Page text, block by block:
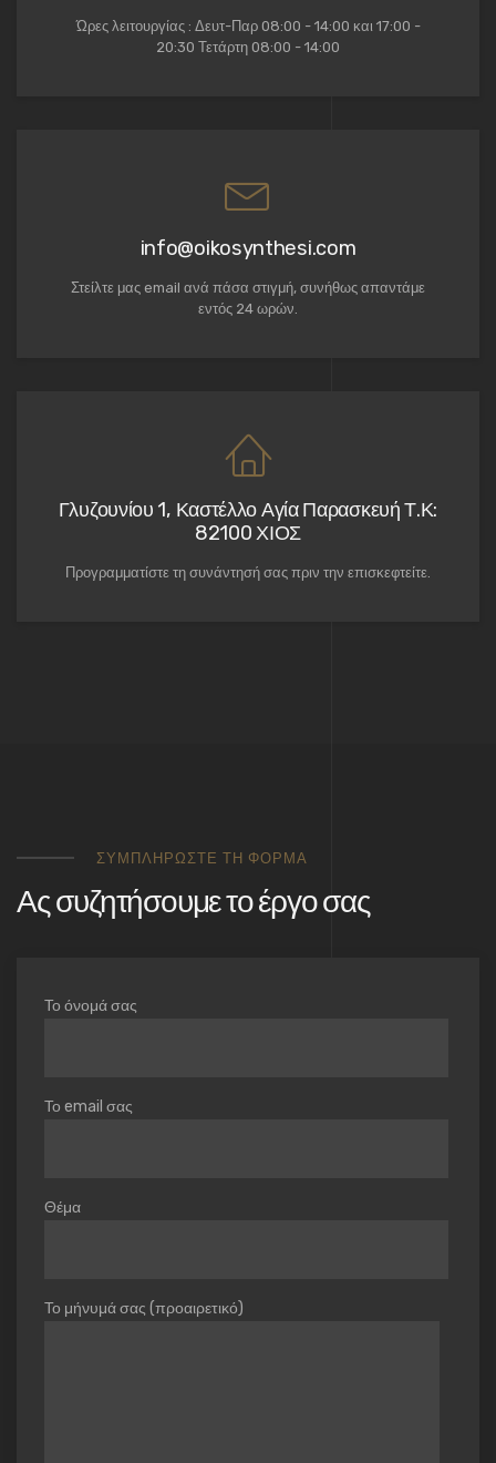
Ώρες λειτουργίας : Δευτ-Παρ 08:00 - 14:00 και 17:00 -
20:30 Τετάρτη 08:00 - 14:00
info@oikosynthesi.com
Στείλτε μας email ανά πάσα στιγμή, συνήθως απαντάμε
εντός 24 ωρών.
Γλυζουνίου 1, Καστέλλο Αγία Παρασκευή Τ.Κ:
82100 ΧΙΟΣ
Προγραμματίστε τη συνάντησή σας πριν την επισκεφτείτε.
ΣΥΜΠΛΗΡΏΣΤΕ ΤΗ ΦΌΡΜΑ
Ας συζητήσουμε το έργο σας
Το όνομά σας
Το email σας
Θέμα
Το μήνυμά σας (προαιρετικό)